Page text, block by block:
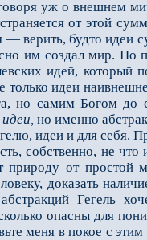
уж о внешнем
от этой
— верить, будто идеи
им создал мир. Но
идей, который
идеи
но самим Богом до
но именно
идеи и для себя.
собственно, не
от простой
доказать
Гегель
опасны для
меня в покое с этим